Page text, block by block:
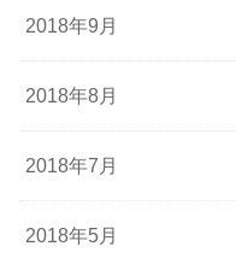
2018年9月
2018年8月
2018年7月
2018年5月